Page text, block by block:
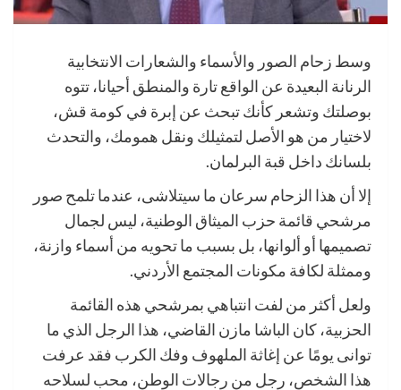
وسط زحام الصور والأسماء والشعارات الانتخابية
الرنانة البعيدة عن الواقع تارة والمنطق أحيانا، تتوه
بوصلتك وتشعر كأنك تبحث عن إبرة في كومة قش،
لاختيار من هو الأصل لتمثيلك ونقل همومك، والتحدث
بلسانك داخل قبة البرلمان.
إلا أن هذا الزحام سرعان ما سيتلاشى، عندما تلمح صور
مرشحي قائمة حزب الميثاق الوطنية، ليس لجمال
تصميمها أو ألوانها، بل بسبب ما تحويه من أسماء وازنة،
وممثلة لكافة مكونات المجتمع الأردني.
ولعل أكثر من لفت انتباهي بمرشحي هذه القائمة
الحزبية، كان الباشا مازن القاضي، هذا الرجل الذي ما
توانى يومًا عن إغاثة الملهوف وفك الكرب فقد عرفت
هذا الشخص، رجل من رجالات الوطن، محب لسلاحه